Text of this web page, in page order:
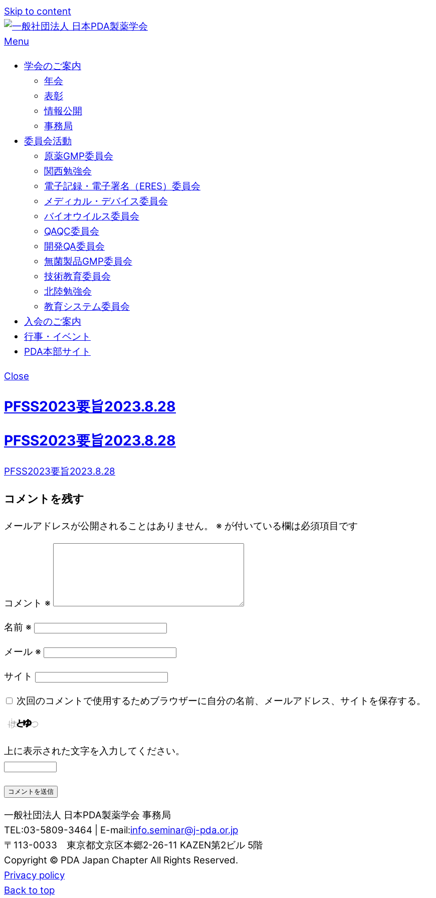
Skip to content
Menu
学会のご案内
年会
表彰
情報公開
事務局
委員会活動
原薬GMP委員会
関西勉強会
電子記録・電子署名（ERES）委員会
メディカル・デバイス委員会
バイオウイルス委員会
QAQC委員会
開発QA委員会
無菌製品GMP委員会
技術教育委員会
北陸勉強会
教育システム委員会
入会のご案内
行事・イベント
PDA本部サイト
Close
PFSS2023要旨2023.8.28
PFSS2023要旨2023.8.28
PFSS2023要旨2023.8.28
コメントを残す
メールアドレスが公開されることはありません。 ※ が付いている欄は必須項目です
コメント ※
名前 ※
メール ※
サイト
次回のコメントで使用するためブラウザーに自分の名前、メールアドレス、サイトを保存する。
上に表示された文字を入力してください。
一般社団法人 日本PDA製薬学会 事務局
TEL:03-5809-3464 | E-mail:info.seminar@j-pda.or.jp
〒113-0033 東京都文京区本郷2-26-11 KAZEN第2ビル 5階
Copyright © PDA Japan Chapter All Rights Reserved.
Privacy policy
Back to top